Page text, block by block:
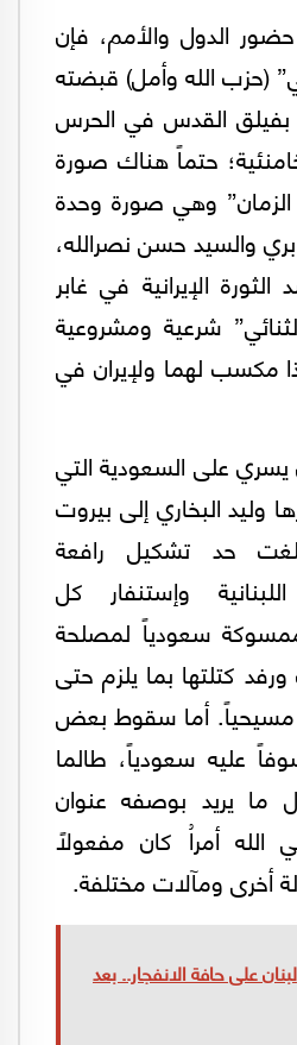
الدول والأمم، فإن
(حزب الله وأمل) قبضته
بفيلق القدس في الحرس
حتماً هناك صورة
وهي صورة وحدة
والسيد حسن نصرالله،
الإيرانية في غابر
شرعية ومشروعية
مكسب لهما ولإيران في
على السعودية التي
البخاري إلى بيروت
حد تشكيل رافعة
وإستنفار كل
سعودياً لمصلحة
كتلتها بما يلزم حتى
مسيحياً. أما سقوط بعض
عليه سعودياً، طالما
ما يريد بوصفه عنوان
أمراُ كان مفعولاً
أخرى ومآلات مختلفة.
لبنان على حافة الانفجار.. بعد